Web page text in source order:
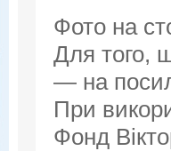
Фото на
Для того,
— на
При
Фонд